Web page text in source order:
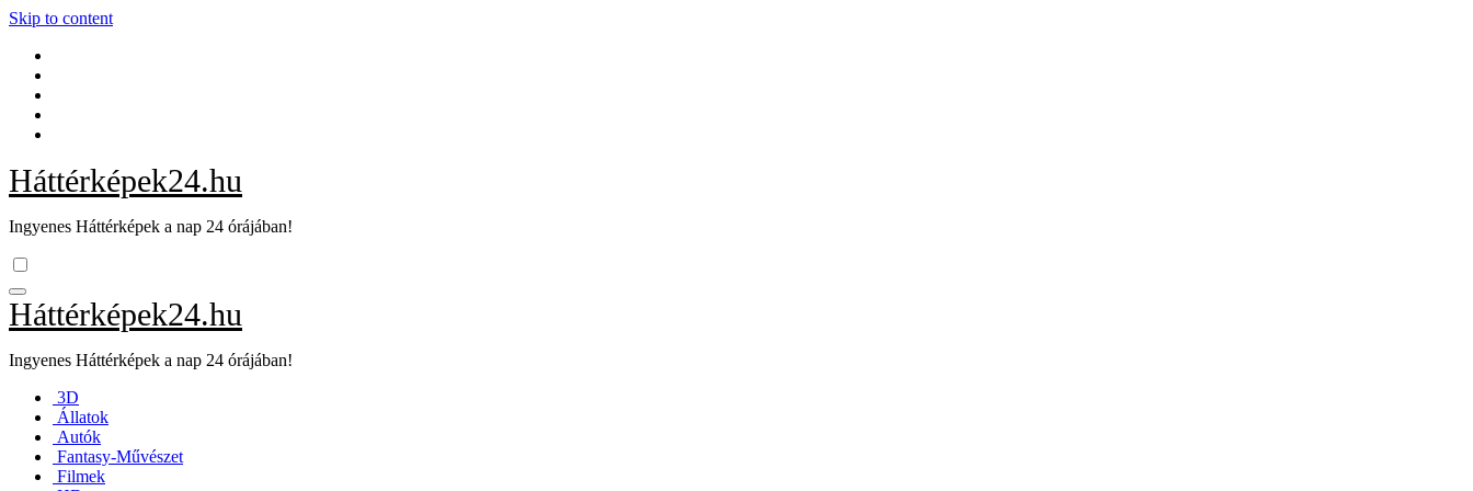
Skip to content
Háttérképek24.hu
Ingyenes Háttérképek a nap 24 órájában!
Háttérképek24.hu
Ingyenes Háttérképek a nap 24 órájában!
3D
Állatok
Autók
Fantasy-Művészet
Filmek